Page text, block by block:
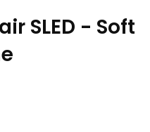
SLED - Soft